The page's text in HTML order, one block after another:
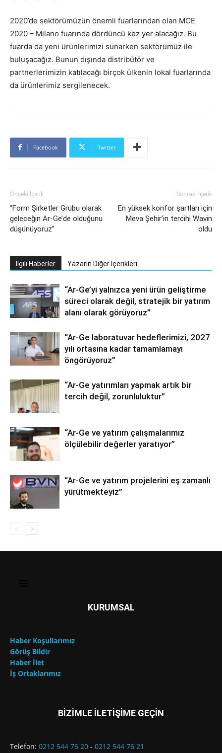
2020’de sektörümüzün önemli fuarlarından olan MCE
2020 – Milano fuarında dördüncü kez yer alacağız. Bu
fuarda da yeni ürünlerimizi sunarken sektörümüz ile
buluşacağız. Bunun dışında distribütör ve
partnerlerimizin katılacağı birçok ülkenin lokal fuarlarında
da ürünlerimiz sergilenecek.
Facebook Twitter
Önceki İçerik
“Form Şirketler Grubu olarak
geleceğin Ar-Ge’de olduğunu
düşünüyoruz”
Sonraki İçerik
En yüksek konfor şartları için
Meva Şehir’in tercihi Wavin
oldu
İlgili Haberler Yazarın Diğer İçerikleri
“Ar-Ge’yi yalnızca yeni ürün geliştirme
süreci olarak değil, stratejik bir yatırım
alanı olarak görüyoruz”
“Ar-Ge laboratuvar hedeflerimizi, 2027
yılı ortasına kadar tamamlamayı
öngörüyoruz”
“Ar-Ge yatırımları yapmak artık bir
tercih değil, zorunluluktur”
“Ar-Ge ve yatırım çalışmalarımız
ölçülebilir değerler yaratıyor”
“Ar-Ge ve yatırım projelerini eş zamanlı
yürütmekteyiz”
KURUMSAL
Haber Koşullarımız
Görüş Bildir
Haber İlet
İş Ortaklarımız
BİZİMLE İLETİŞİME GEÇİN
Telefon: 0212 544 76 20 - 0212 544 76 21